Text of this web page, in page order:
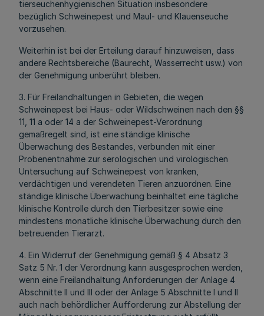
tierseuchenhygienischen Situation insbesondere
bezüglich Schweinepest und Maul- und Klauenseuche
vorzusehen.
Weiterhin ist bei der Erteilung darauf hinzuweisen, dass
andere Rechtsbereiche (Baurecht, Wasserrecht usw.) von
der Genehmigung unberührt bleiben.
3. Für Freilandhaltungen in Gebieten, die wegen
Schweinepest bei Haus- oder Wildschweinen nach den §§
11, 11 a oder 14 a der Schweinepest-Verordnung
gemaßregelt sind, ist eine ständige klinische
Überwachung des Bestandes, verbunden mit einer
Probenentnahme zur serologischen und virologischen
Untersuchung auf Schweinepest von kranken,
verdächtigen und verendeten Tieren anzuordnen. Eine
ständige klinische Überwachung beinhaltet eine tägliche
klinische Kontrolle durch den Tierbesitzer sowie eine
mindestens monatliche klinische Überwachung durch den
betreuenden Tierarzt.
4. Ein Widerruf der Genehmigung gemäß § 4 Absatz 3
Satz 5 Nr. 1 der Verordnung kann ausgesprochen werden,
wenn eine Freilandhaltung Anforderungen der Anlage 4
Abschnitte II und III oder der Anlage 5 Abschnitte I und II
auch nach behördlicher Aufforderung zur Abstellung der